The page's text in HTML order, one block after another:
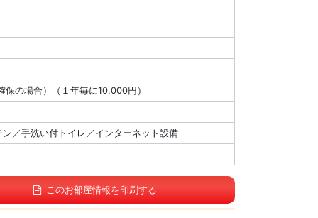
の場合）（１年毎に10,000円）
／手洗い付トイレ／インターネット設備
このお部屋情報を印刷する